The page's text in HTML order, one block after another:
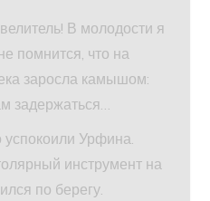
В молодости я
помнится, что на
заросла камышом:
Урфина.
инструмент на
по берегу.